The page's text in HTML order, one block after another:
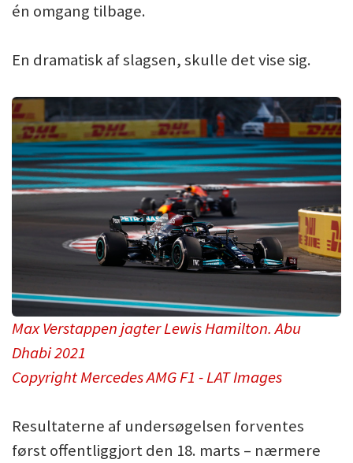
én omgang tilbage.
En dramatisk af slagsen, skulle det vise sig.
Max Verstappen jagter Lewis Hamilton. Abu
Dhabi 2021
Copyright Mercedes AMG F1 - LAT Images
Resultaterne af undersøgelsen forventes
først offentliggjort den 18. marts – nærmere